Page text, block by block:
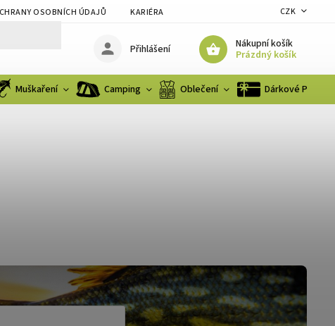
OSOBNÍCH ÚDAJŮ KARIÉRA CZK
Nákupní košík
Prázdný košík
Přihlášení
Muškaření Camping Oblečení Dárkové